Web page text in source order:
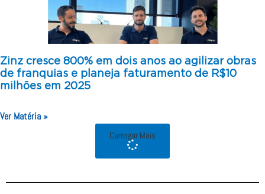
Zinz cresce 800% em dois anos ao agilizar obras
de franquias e planeja faturamento de R$10
milhões em 2025
Ver Matéria »
Carregar Mais